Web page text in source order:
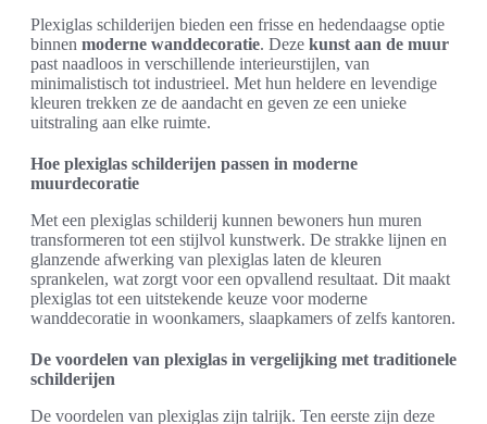
Plexiglas schilderijen bieden een frisse en hedendaagse optie
binnen moderne wanddecoratie. Deze kunst aan de muur
past naadloos in verschillende interieurstijlen, van
minimalistisch tot industrieel. Met hun heldere en levendige
kleuren trekken ze de aandacht en geven ze een unieke
uitstraling aan elke ruimte.
Hoe plexiglas schilderijen passen in moderne
muurdecoratie
Met een plexiglas schilderij kunnen bewoners hun muren
transformeren tot een stijlvol kunstwerk. De strakke lijnen en
glanzende afwerking van plexiglas laten de kleuren
sprankelen, wat zorgt voor een opvallend resultaat. Dit maakt
plexiglas tot een uitstekende keuze voor moderne
wanddecoratie in woonkamers, slaapkamers of zelfs kantoren.
De voordelen van plexiglas in vergelijking met traditionele
schilderijen
De voordelen van plexiglas zijn talrijk. Ten eerste zijn deze